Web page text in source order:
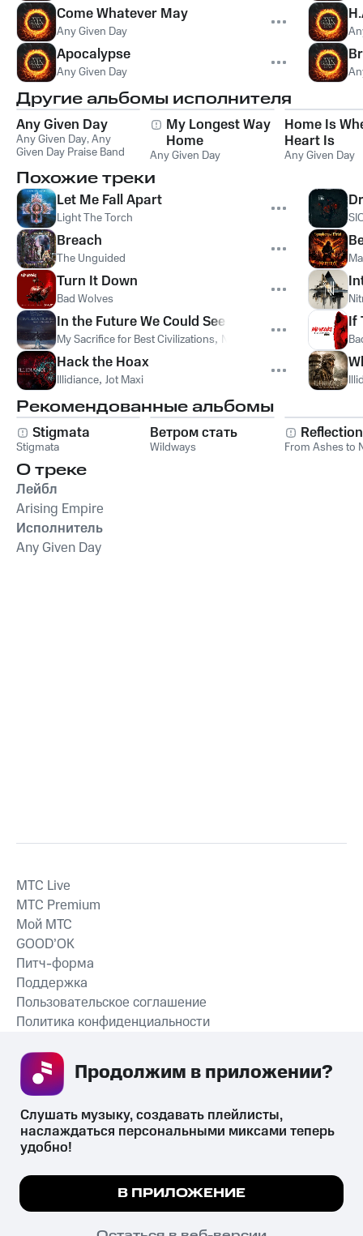
Come Whatever May
Any Given Day
Apocalypse
Any Given Day
Другие альбомы исполнителя
Any Given Day
Any Given Day,Any
Given Day Praise Band
My Longest Way
Home
Any Given Day
Home Is
Heart Is
Any Given Day
Похожие треки
Let Me Fall Apart
Light The Torch
Breach
The Unguided
Turn It Down
Bad Wolves
In the Future We Could See the Truth
My Sacrifice for Best Civilizations, Neo Acoustix
Hack the Hoax
Illidiance, Jot Maxi
If
Рекомендованные альбомы
Stigmata
Stigmata
Ветром стать
Wildways From Ashes to
О треке
Лейбл
Arising Empire
Исполнитель
Any Given Day
СКАЧАТЬ ПРИЛОЖЕНИЕ
MTС Live
MTС Premium
Мой МТС
GOOD’OK
Питч-форма
Поддержка
Пользовательское соглашение
Политика конфиденциальности
психотропных веществ, их аналогов причиняет вред здоровью,
их незаконный оборот запрещён и влечёт установленную
законодательством ответственность.
© 2026 ООО «КИОН».
Мы используем куки, чтобы на сайте все
Подробнее
ПОНЯТНО
Слушать музыку, создавать плейлисты,
наслаждаться персональными миксами теперь
удобно!
В ПРИЛОЖЕНИЕ